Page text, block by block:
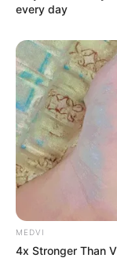
every day
MEDVI
4x Stronger Than